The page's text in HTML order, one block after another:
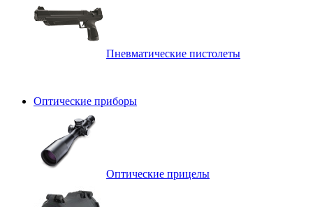
Пневматические пистолеты
Оптические приборы
Оптические прицелы